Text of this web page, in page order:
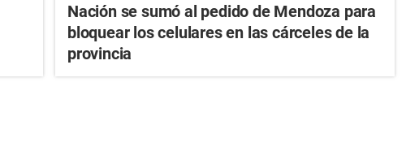
Nación se sumó al pedido de Mendoza para
bloquear los celulares en las cárceles de la
provincia